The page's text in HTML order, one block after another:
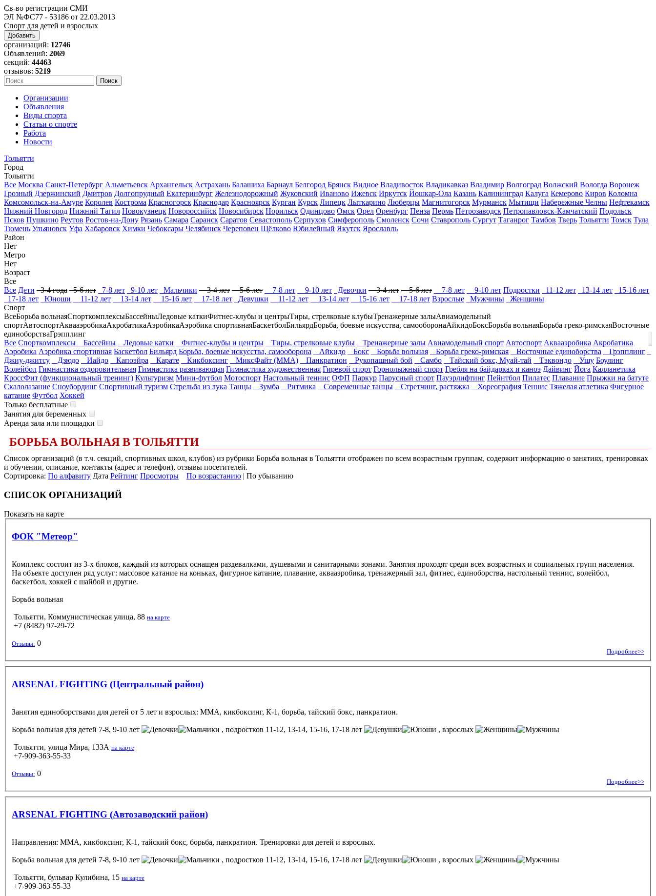
Св-во регистрации СМИ
ЭЛ №ФС77 - 53186 от 22.03.2013
Спорт для детей и взрослых
Добавить
организаций: 12746
Объявлений: 2069
секций: 44463
отзывов: 5219
Организации
Объявления
Виды спорта
Статьи о спорте
Работа
Новости
Тольятти
Город
Тольятти
Все Москва Санкт-Петербург Альметьевск Архангельск Астрахань Балашиха Барнаул Белгород Брянск Видное Владивосток Владикавказ Владимир Волгоград Волжский Вологда Воронеж
Грозный Дзержинский Дмитров Долгопрудный Екатеринбург Железнодорожный Жуковский Иваново Ижевск Иркутск Йошкар-Ола Казань Калининград Калуга Кемерово Киров Коломна
Комсомольск-на-Амуре Королев Кострома Красногорск Краснодар Красноярск Курган Курск Липецк Лыткарино Люберцы Магнитогорск Мурманск Мытищи Набережные Челны Нефтекамск
Нижний Новгород Нижний Тагил Новокузнецк Новороссийск Новосибирск Норильск Одинцово Омск Орел Оренбург Пенза Пермь Петрозаводск Петропавловск-Камчатский Подольск
Псков Пушкино Реутов Ростов-на-Дону Рязань Самара Саранск Саратов Севастополь Серпухов Симферополь Смоленск Сочи Ставрополь Сургут Таганрог Тамбов Тверь Тольятти Томск Тула
Тюмень Ульяновск Уфа Хабаровск Химки Чебоксары Челябинск Череповец Щёлково Юбилейный Якутск Ярославль
Район
Нет
Метро
Нет
Возраст
Все
Все Дети 3-4 года 5-6 лет 7-8 лет 9-10 лет Мальчики 3-4 лет 5-6 лет 7-8 лет 9-10 лет Девочки 3-4 лет 5-6 лет 7-8 лет 9-10 лет Подростки 11-12 лет 13-14 лет
15-16 лет
17-18 лет
Юноши 11-12 лет 13-14 лет 15-16 лет 17-18 лет Девушки 11-12 лет 13-14 лет 15-16 лет 17-18 лет Взрослые Мужчины
Женщины
Спорт
ВсеБорьба вольнаяСпорткомплексыБассейныЛедовые каткиФитнес-клубы и центрыТиры, стрелковые клубыТренажерные залыАвиамодельный
спортАвтоспортАквааэробикаАкробатикаАэробикаАэробика спортивнаяБаскетболБильярдБорьба, боевые искусства, самооборонаАйкидоБоксБорьба вольнаяБорьба греко-римскаяВосточные
единоборстваГрэпплинг
Все Спорткомплексы Бассейны Ледовые катки Фитнес-клубы и центры Тиры, стрелковые клубы Тренажерные залы Авиамодельный спорт Автоспорт Аквааэробика Акробатика
Аэробика Аэробика спортивная Баскетбол Бильярд Борьба, боевые искусства, самооборона Айкидо Бокс Борьба вольная Борьба греко-римская Восточные единоборства
Грэпплинг
Джиу-джитсу
Дзюдо Иайдо Капоэйра Карате Кикбоксинг МиксФайт (ММА) Панкратион Рукопашный бой Самбо Тайский бокс, Муай-тай Тэквондо Ушу Боулинг
Волейбол Гимнастика оздоровительная Гимнастика развивающая Гимнастика художественная Гиревой спорт Горнолыжный спорт Гребля на байдарках и каноэ Дайвинг Йога Калланетика
КроссФит (функциональный тренинг) Культуризм Мини-футбол Мотоспорт Настольный теннис ОФП Паркур Парусный спорт Пауэрлифтинг Пейнтбол Пилатес Плавание Прыжки на батуте
Скалолазание Сноубординг Спортивный туризм Стрельба из лука Танцы Зумба Ритмика Современные танцы Стретчинг, растяжка Хореография Теннис Тяжелая атлетика Фигурное
катание Футбол Хоккей
Только бесплатные
Занятия для беременных
Аренда зала или площадки
БОРЬБА ВОЛЬНАЯ В ТОЛЬЯТТИ
Список организаций (в т.ч. секций, спортивных школ, клубов) из рубрики Борьба вольная в Тольятти отображен по всем возрастным группам, содержит информацию о занятиях, тренировках
и обучении, описание, контакты (адрес и телефон), отзывы посетителей.
Сортировка: По алфавиту Дата Рейтинг Просмотры По возрастанию | По убыванию
СПИСОК ОРГАНИЗАЦИЙ
Показать на карте
ФОК "Метеор"
Комплекс состоит из 3-х блоков, каждый из которых оснащен раздевалками, душевыми и санитарными зонами. Занятия проходят среди всех возрастных и социальных групп населения.
На объекте доступен ряд услуг: массовое катание на коньках, фигурное катание, плавание, аквааэробика, тренажерный зал, фитнес, единоборства, настольный теннис, волейбол,
баскетбол, хоккей с шайбой и другие.
Борьба вольная
Тольятти, Коммунистическая улица, 88 на карте
+7 (8482) 97-29-72
Отзывы: 0
Подробнее>>
ARSENAL FIGHTING (Центральный район)
Занятия единоборствами для детей от 5 лет и взрослых: ММА, кикбоксинг, К-1, борьба, тайский бокс, панкратион.
Борьба вольная для детей 7-8, 9-10 лет , подростков 11-12, 13-14, 15-16, 17-18 лет , взрослых
Тольятти, улица Мира, 133А на карте
+7-909-363-55-33
Отзывы: 0
Подробнее>>
ARSENAL FIGHTING (Автозаводский район)
Направления: ММА, кикбоксинг, К-1, тайский бокс, борьба, панкратион. Тренировки для детей и взрослых.
Борьба вольная для детей 7-8, 9-10 лет , подростков 11-12, 13-14, 15-16, 17-18 лет , взрослых
Тольятти, бульвар Кулибина, 15 на карте
+7-909-363-55-33